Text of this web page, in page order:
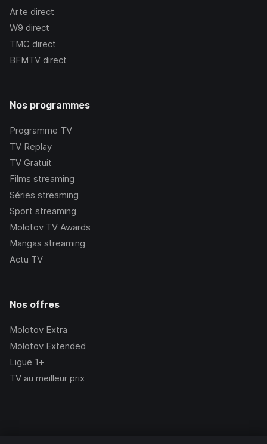
Arte direct
W9 direct
TMC direct
BFMTV direct
Nos programmes
Programme TV
TV Replay
TV Gratuit
Films streaming
Séries streaming
Sport streaming
Molotov TV Awards
Mangas streaming
Actu TV
Nos offres
Molotov Extra
Molotov Extended
Ligue 1+
TV au meilleur prix